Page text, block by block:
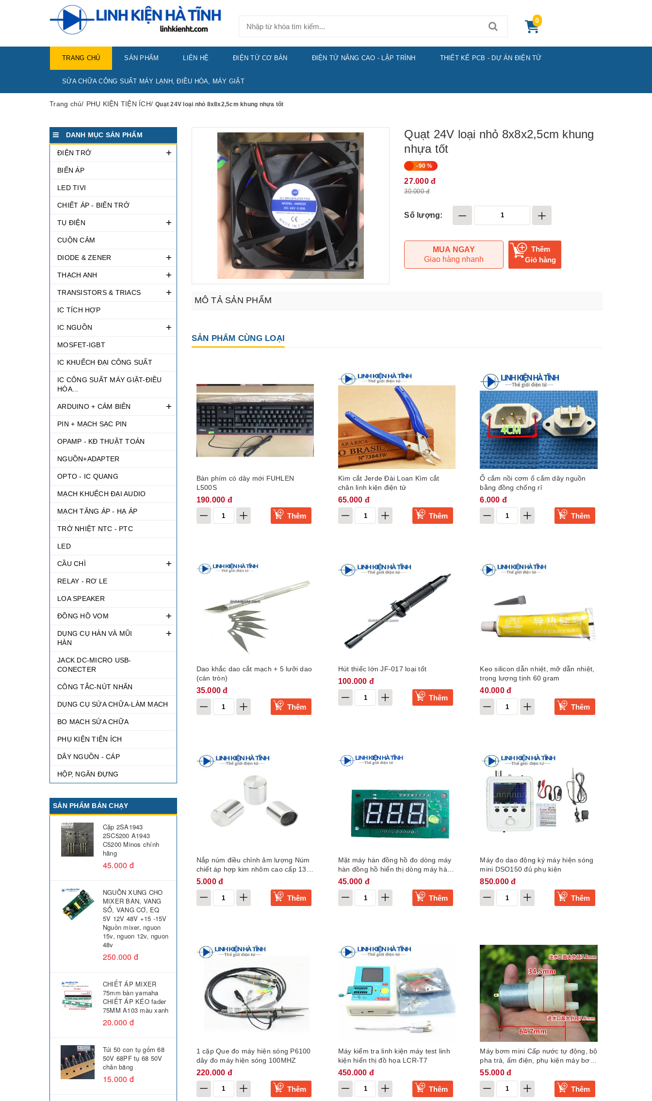
0
TRANG CHỦ SẢN PHẨM LIÊN HỆ ĐIỆN TỬ CƠ BẢN ĐIỆN TỬ NÂNG CAO - LẬP TRÌNH THIẾT KẾ PCB - DỰ ÁN ĐIỆN TỬ
SỬA CHỮA CÔNG SUẤT MÁY LẠNH, ĐIỀU HÒA, MÁY GIẶT
Trang chủ/ PHỤ KIỆN TIỆN ÍCH/ Quạt 24V loại nhỏ 8x8x2,5cm khung nhựa tốt
DANH MỤC SẢN PHẨM
ĐIỆN TRỞ
BIẾN ÁP
LED TIVI
CHIẾT ÁP - BIẾN TRỞ
TỤ ĐIỆN
CUỘN CẢM
DIODE & ZENER
THẠCH ANH
TRANSISTORS & TRIACS
IC TÍCH HỢP
IC NGUỒN
MOSFET-IGBT
IC KHUẾCH ĐẠI CÔNG SUẤT
IC CÔNG SUẤT MÁY GIẶT-ĐIỀU
HÒA...
ARDUINO + CẢM BIẾN
PIN + MẠCH SẠC PIN
OPAMP - KĐ THUẬT TOÁN
NGUỒN+ADAPTER
OPTO - IC QUANG
MẠCH KHUẾCH ĐẠI AUDIO
MẠCH TĂNG ÁP - HẠ ÁP
TRỞ NHIỆT NTC - PTC
LED
CẦU CHÌ
RELAY - RƠ LE
LOA SPEAKER
ĐỒNG HỒ VOM
DỤNG CỤ HÀN VÀ MŨI
HÀN
JACK DC-MICRO USB-
CONECTER
CÔNG TẮC-NÚT NHẤN
DỤNG CỤ SỬA CHỮA-LÀM MẠCH
BO MẠCH SỬA CHỮA
PHỤ KIỆN TIỆN ÍCH
DÂY NGUỒN - CÁP
HỘP, NGĂN ĐỰNG
SẢN PHẨM BÁN CHẠY
Cặp 2SA1943
2SC5200 A1943
C5200 Minos chính
hãng
45.000 đ
NGUỒN XUNG CHO
MIXER BÀN, VANG
SỐ, VANG CƠ, EQ
5V 12V 48V +15 -15V
Nguồn mixer, nguon
15v, nguon 12v, nguon
48v
250.000 đ
CHIẾT ÁP MIXER
75mm bàn yamaha
CHIẾT ÁP KÉO fader
75MM A103 màu xanh
20.000 đ
Túi 50 con tụ gốm 68
50V 68PF tụ 68 50V
chân băng
15.000 đ
Quạt 24V loại nhỏ 8x8x2,5cm khung
nhựa tốt
-90 %
27.000 đ
30.000 đ
Số lượng:
MUA NGAY
Giao hàng nhanh
Thêm
Giỏ hàng
MÔ TẢ SẢN PHẨM
SẢN PHẨM CÙNG LOẠI
Bàn phím có dây mới FUHLEN
L500S
190.000 đ
Thêm
Kìm cắt Jerde Đài Loan Kìm cắt
chân linh kiện điện tử
65.000 đ
Thêm
Ổ cắm nồi cơm ổ cắm dây nguồn
bằng đồng chống rỉ
6.000 đ
Thêm
Dao khắc dao cắt mạch + 5 lưỡi dao
(cán tròn)
35.000 đ
Thêm
Hút thiếc lớn JF-017 loại tốt
100.000 đ
Thêm
Keo silicon dẫn nhiệt, mỡ dẫn nhiệt,
trọng lượng tịnh 60 gram
40.000 đ
Thêm
Nắp núm điều chỉnh âm lượng Núm
chiết áp hợp kim nhôm cao cấp 13 *
17mm
5.000 đ
Thêm
Mặt máy hàn đồng hồ đo dòng máy
hàn đồng hồ hiển thị dòng máy hàn
loại trung-KB2
45.000 đ
Thêm
Máy đo dao động ký máy hiện sóng
mini DSO150 đủ phụ kiện
850.000 đ
Thêm
1 cặp Que đo máy hiện sóng P6100
dây đo máy hiện sóng 100MHZ
220.000 đ
Thêm
Máy kiểm tra linh kiện máy test linh
kiện hiển thị đồ họa LCR-T7
450.000 đ
Thêm
Máy bơm mini Cấp nước tự động, bộ
pha trà, ấm điện, phụ kiện máy bơm
nước bình rót riệu, bơm nước sát
55.000 đ
Thêm